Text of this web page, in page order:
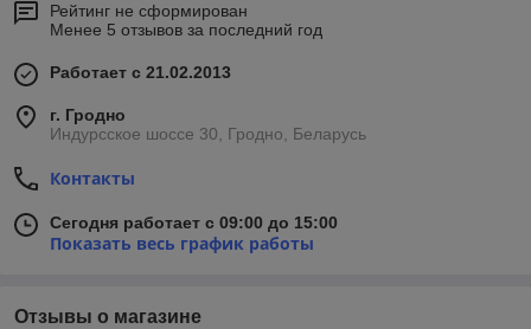
Рейтинг не сформирован
Менее 5 отзывов за последний год
Работает с 21.02.2013
г. Гродно
Индурсское шоссе 30, Гродно, Беларусь
Контакты
Сегодня работает с 09:00 до 15:00
Показать весь график работы
Отзывы о магазине